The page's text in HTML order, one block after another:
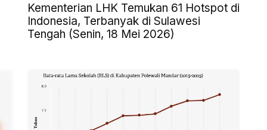
Kementerian LHK Temukan 61 Hotspot di
Indonesia, Terbanyak di Sulawesi
Tengah (Senin, 18 Mei 2026)